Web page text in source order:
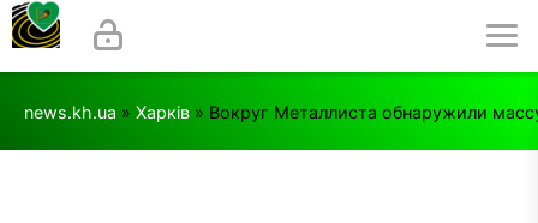
news.kh.ua » Харків » Вокруг Металлиста обнаружили